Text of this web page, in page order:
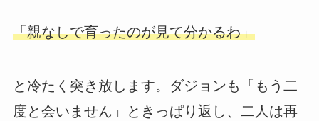
「親なしで育ったのが見て分かるわ」
と冷たく突き放します。ダジョンも「もう二
度と会いません」ときっぱり返し、二人は再